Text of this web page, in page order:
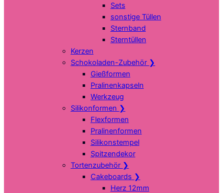
Sets
sonstige Tüllen
Sternband
Sterntüllen
Kerzen
Schokoladen-Zubehör ❯
Gießformen
Pralinenkapseln
Werkzeug
Silikonformen ❯
Flexformen
Pralinenformen
Silikonstempel
Spitzendekor
Tortenzubehör ❯
Cakeboards ❯
Herz 12mm